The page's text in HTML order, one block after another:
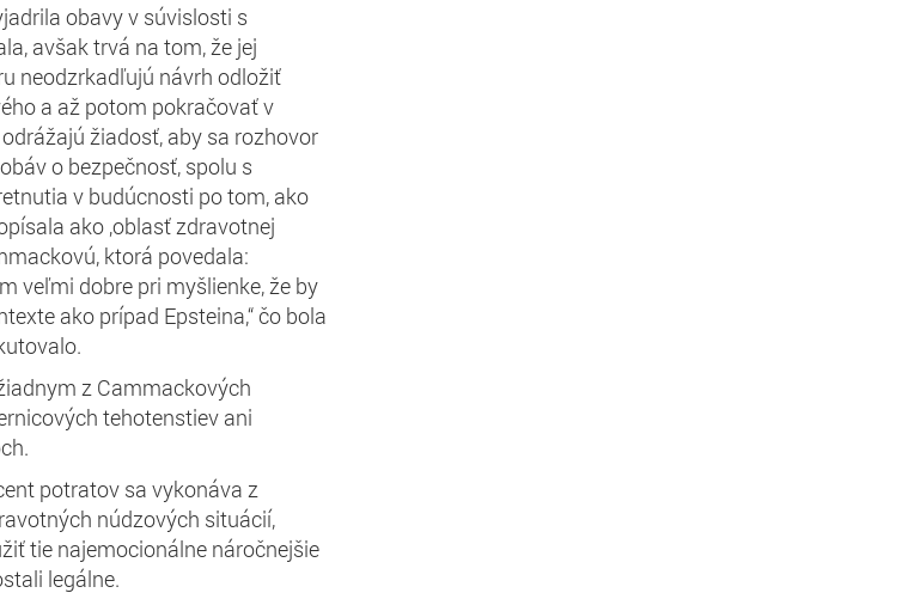
obavy v súvislosti s
avšak trvá na tom, že jej
neodzrkadľujú návrh odložiť
a až potom pokračovať v
žiadosť, aby sa rozhovor
o bezpečnosť, spolu s
v budúcnosti po tom, ako
ako ‚oblasť zdravotnej
ktorá povedala:
veľmi dobre pri myšlienke, že by
ako prípad Epsteina,“ čo bola
z Cammackových
tehotenstiev ani
potratov sa vykonáva z
núdzových situácií,
tie najemocionálne náročnejšie
legálne.